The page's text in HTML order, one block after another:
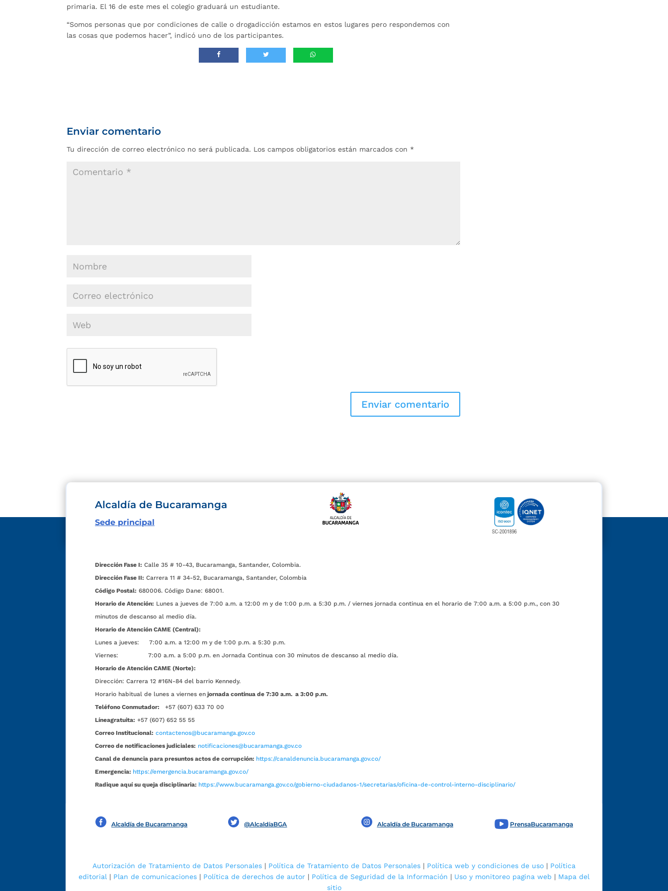
primaria. El 16 de este mes el colegio graduará un estudiante.
“Somos personas que por condiciones de calle o drogadicción estamos en estos lugares pero respondemos con
las cosas que podemos hacer”, indicó uno de los participantes.
Enviar comentario
Tu dirección de correo electrónico no será publicada. Los campos obligatorios están marcados con *
Alcaldía de Bucaramanga
Sede principal
Dirección Fase I: Calle 35 # 10-43, Bucaramanga, Santander, Colombia.
Dirección Fase II: Carrera 11 # 34-52, Bucaramanga, Santander, Colombia
Código Postal: 680006. Código Dane: 68001.
Horario de Atención: Lunes a jueves de 7:00 a.m. a 12:00 m y de 1:00 p.m. a 5:30 p.m. / viernes jornada continua en el horario de 7:00 a.m. a 5:00 p.m., con 30
minutos de descanso al medio día.
Horario de Atención CAME (Central):
Lunes a jueves: 7:00 a.m. a 12:00 m y de 1:00 p.m. a 5:30 p.m.
Viernes: 7:00 a.m. a 5:00 p.m. en Jornada Continua con 30 minutos de descanso al medio día.
Horario de Atención CAME (Norte):
Dirección: Carrera 12 #16N-84 del barrio Kennedy.
Horario habitual de lunes a viernes en jornada continua de 7:30 a.m. a 3:00 p.m.
Teléfono Conmutador:
+57 (607) 633 70 00
Líneagratuita: +57 (607) 652 55 55
Correo Institucional: contactenos@bucaramanga.gov.co
Correo de notificaciones judiciales: notificaciones@bucaramanga.gov.co
Canal de denuncia para presuntos actos de corrupción: https://canaldenuncia.bucaramanga.gov.co/
Emergencia: https://emergencia.bucaramanga.gov.co/
Radique aquí su queja disciplinaria: https://www.bucaramanga.gov.co/gobierno-ciudadanos-1/secretarias/oficina-de-control-interno-disciplinario/
Alcaldía de Bucaramanga @AlcaldíaBGA Alcaldía de Bucaramanga PrensaBucaramanga
Autorización de Tratamiento de Datos Personales | Política de Tratamiento de Datos Personales | Política web y condiciones de uso | Política
editorial | Plan de comunicaciones | Política de derechos de autor | Política de Seguridad de la Información | Uso y monitoreo pagina web | Mapa del
sitio